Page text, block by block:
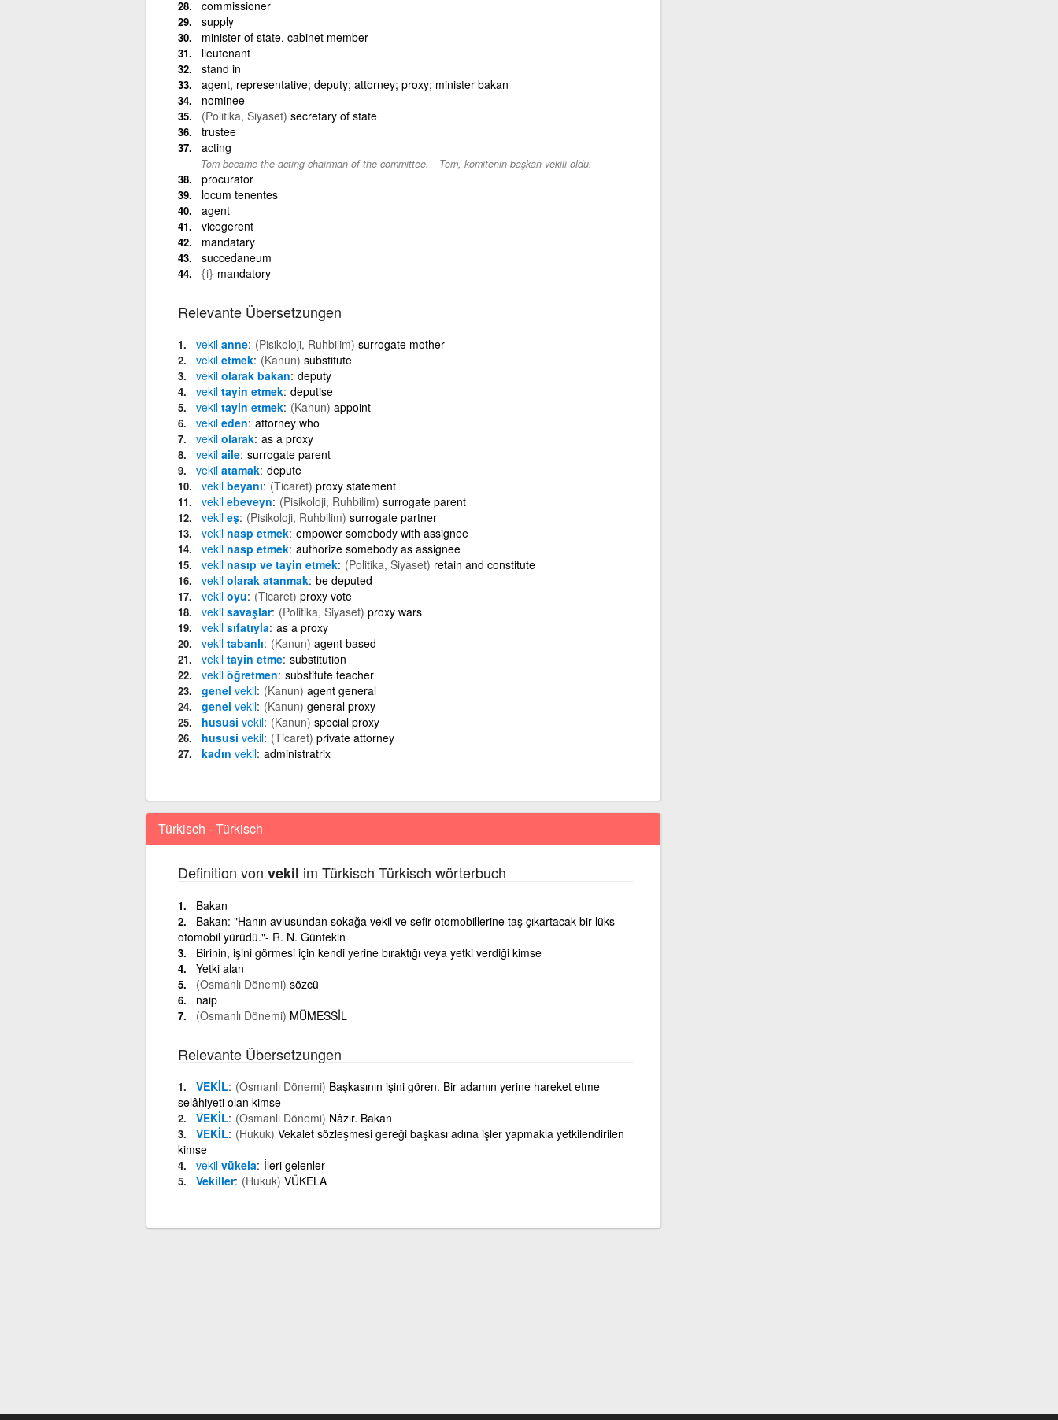
commissioner
supply
minister of state, cabinet member
lieutenant
stand in
agent, representative; deputy; attorney; proxy; minister bakan
nominee
(Politika, Siyaset) secretary of state
trustee
acting
Tom became the acting chairman of the committee. - Tom, komitenin başkan vekili oldu.
procurator
locum tenentes
agent
vicegerent
mandatary
succedaneum
{i} mandatory
Relevante Übersetzungen
vekilanne (Pisikoloji, Ruhbilim) surrogate mother
vekiletmek (Kanun) substitute
vekilolarak bakan deputy
vekiltayin etmek deputise
vekiltayin etmek (Kanun) appoint
vekileden attorney who
vekilolarak as a proxy
vekilaile surrogate parent
vekilatamak depute
vekilbeyanı (Ticaret) proxy statement
vekilebeveyn (Pisikoloji, Ruhbilim) surrogate parent
vekileş (Pisikoloji, Ruhbilim) surrogate partner
vekilnasp etmek empower somebody with assignee
vekilnasp etmek authorize somebody as assignee
vekilnasıp ve tayin etmek (Politika, Siyaset) retain and constitute
vekilolarak atanmak be deputed
vekiloyu (Ticaret) proxy vote
vekilsavaşlar (Politika, Siyaset) proxy wars
vekilsıfatıyla as a proxy
vekiltabanlı (Kanun) agent based
vekiltayin etme substitution
vekilöğretmen substitute teacher
genel vekil (Kanun) agent general
genel vekil (Kanun) general proxy
hususi vekil (Kanun) special proxy
hususi vekil (Ticaret) private attorney
kadın vekil administratrix
Türkisch - Türkisch
Definition von vekil im Türkisch Türkisch wörterbuch
Bakan
Bakan: "Hanın avlusundan sokağa vekil ve sefir otomobillerine taş çıkartacak bir lüks
otomobil yürüdü."- R. N. Güntekin
Birinin, işini görmesi için kendi yerine bıraktığı veya yetki verdiği kimse
Yetki alan
(Osmanlı Dönemi) sözcü
naip
(Osmanlı Dönemi) MÜMESSİL
Relevante Übersetzungen
VEKİL (Osmanlı Dönemi) Başkasının işini gören. Bir adamın yerine hareket etme
selâhiyeti olan kimse
VEKİL (Osmanlı Dönemi) Nâzır. Bakan
VEKİL (Hukuk) Vekalet sözleşmesi gereği başkası adına işler yapmakla yetkilendirilen
kimse
vekilvükela İleri gelenler
Vekiller (Hukuk) VÜKELA